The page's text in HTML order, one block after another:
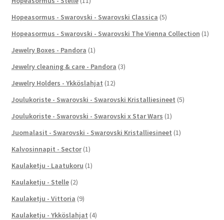
Hopeasormus - Swarovski - Swarovski Classica (5)
Hopeasormus - Swarovski - Swarovski The Vienna Collection (1)
Jewelry Boxes - Pandora (1)
Jewelry cleaning & care - Pandora (3)
Jewelry Holders - Ykköslahjat (12)
Joulukoriste - Swarovski - Swarovski Kristalliesineet (5)
Joulukoriste - Swarovski - Swarovski x Star Wars (1)
Juomalasit - Swarovski - Swarovski Kristalliesineet (1)
Kalvosinnapit - Sector (1)
Kaulaketju - Laatukoru (1)
Kaulaketju - Stelle (2)
Kaulaketju - Vittoria (9)
Kaulaketju - Ykköslahjat (4)